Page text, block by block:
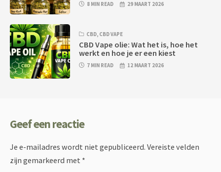
8 MIN READ 29 MAART 2026
CBD, CBD VAPE
CBD Vape olie: Wat het is, hoe het
werkt en hoe je er een kiest
7 MIN READ 12 MAART 2026
Geef een reactie
Je e-mailadres wordt niet gepubliceerd. Vereiste velden
zijn gemarkeerd met *